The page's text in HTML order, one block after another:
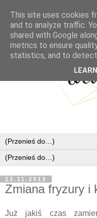
23.11.2013
Zmiana fryzury i
Już jakiś czas
This site uses cookies
and to analyze traffic.
shared with Google
metrics to ensure
statistics, and to detect